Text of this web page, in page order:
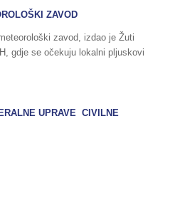
ZAVOD
zavod, izdao je Žuti
gdje se očekuju lokalni pljuskovi
UPRAVE CIVILNE